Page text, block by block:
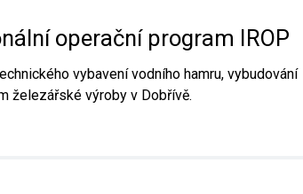
operační program IROP
vybavení vodního hamru, vybudování
železářské výroby v Dobřívě.